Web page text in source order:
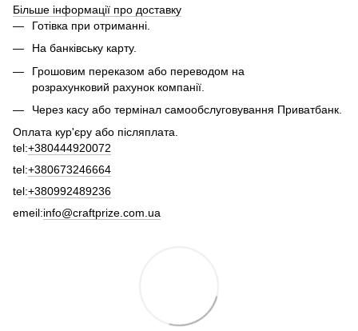
Більше інформації про доставку
Готівка при отриманні.
На банківську карту.
Грошовим переказом або переводом на
розрахунковий рахунок компанії.
Через касу або термінал самообслуговування Приватбанк.
Оплата кур'єру або післяплата.
tel:+380444920072
tel:+380673246664
tel:+380992489236
emeil:info@craftprize.com.ua